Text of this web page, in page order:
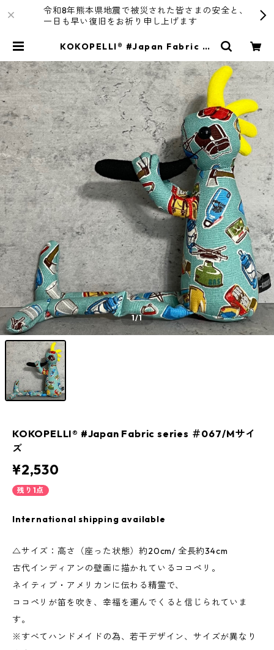
令和8年熊本県地震で被災された皆さまの安全と、
一日も早い復旧をお祈り申し上げます
KOKOPELLI® #Japan Fabric se
1/1
KOKOPELLI® #Japan Fabric series ＃067/Mサイ
ズ
¥2,530
残り1点
International shipping available
△サイズ：高さ（座った状態）約20cm/ 全長約34cm
古代インディアンの壁画に描かれているココペリ。
ネイティブ・アメリカンに伝わる精霊で、
ココペリが笛を吹き、幸福を運んでくると信じられていま
す。
※すべてハンドメイドの為、若干デザイン、サイズが異なり